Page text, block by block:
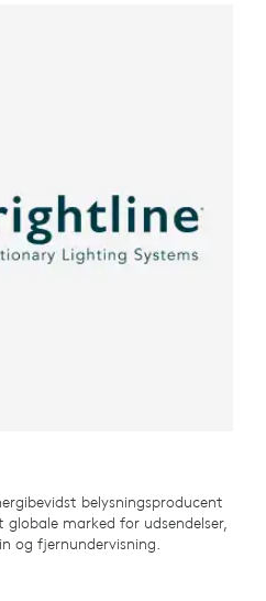
belysningsproducent
marked for udsendelser,
og fjernundervisning.